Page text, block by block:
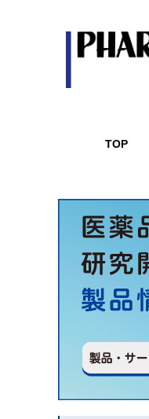
TOP